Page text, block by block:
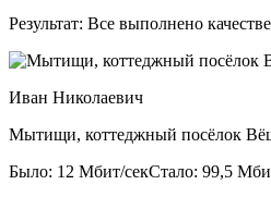
Результат: Все выполнено
Иван Николаевич
Мытищи, коттеджный посёлок
Было: 12 Мбит/секСтало: 99,5